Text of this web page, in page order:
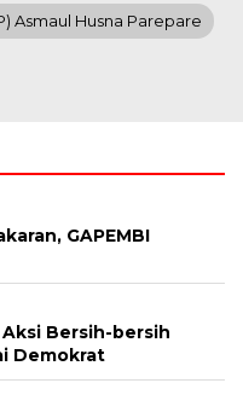
Asmaul Husna Parepare
GAPEMBI
Bersih-bersih
Demokrat